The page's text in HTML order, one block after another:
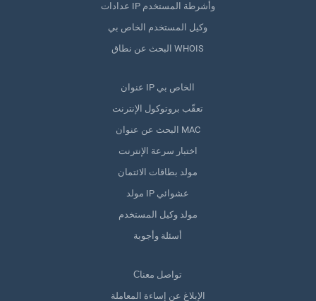
عدادات IP وأشرطة المستخدم
وكيل المستخدم الخاص بي
البحث عن نطاق WHOIS
عنوان IP الخاص بي
تعقّب بروتوكول الإنترنت
البحث عن عنوان MAC
اختبار سرعة الإنترنت
مولد بطاقات الائتمان
مولد IP عشوائي
مولد وكيل المستخدم
أسئلة وأجوبة
Сتواصل معنا
الإبلاغ عن إساءة المعاملة